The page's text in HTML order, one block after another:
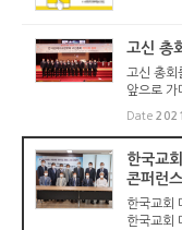
고신 총
고신 총회
앞으로 가
인 이사,
했다. 입
Date
한국교
콘퍼런스
한국교회
한국교회